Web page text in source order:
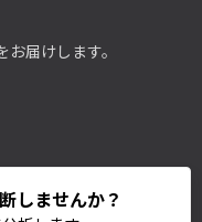
しませんか？
届けします。